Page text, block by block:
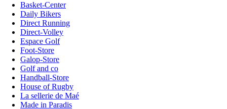
Basket-Center
Daily Bikers
Direct Running
Direct-Volley
Espace Golf
Foot-Store
Galop-Store
Golf and co
Handball-Store
House of Rugby
La sellerie de Maé
Made in Paradis